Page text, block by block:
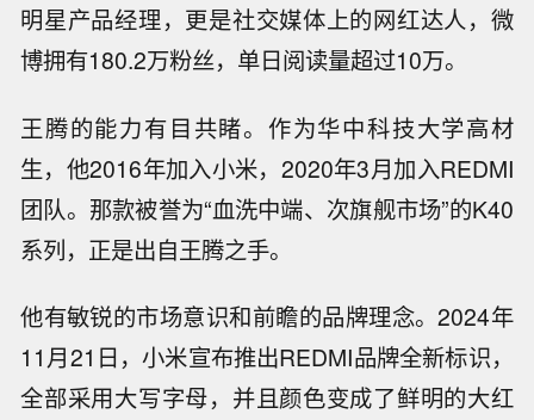
明星产品经理，更是社交媒体上的网红达人，微
博拥有180.2万粉丝，单日阅读量超过10万。
王腾的能力有目共睹。作为华中科技大学高材
生，他2016年加入小米，2020年3月加入REDMI
团队。那款被誉为“血洗中端、次旗舰市场”的K40
系列，正是出自王腾之手。
他有敏锐的市场意识和前瞻的品牌理念。2024年
11月21日，小米宣布推出REDMI品牌全新标识，
全部采用大写字母，并且颜色变成了鲜明的大红